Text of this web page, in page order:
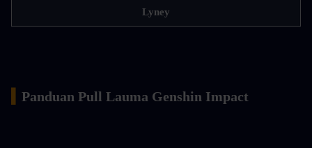
Lyney
Panduan Pull Lauma Genshin Impact